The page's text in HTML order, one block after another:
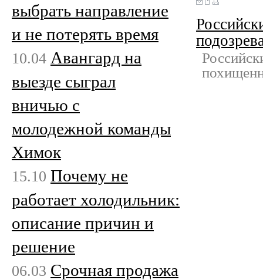
выбрать направление
и не потерять время
10.04 Авангард на
выезде сыграл
вничью с
молодежной команды
Химок
15.10 Почему не
работает холодильник:
описание причин и
решение
06.03 Срочная продажа